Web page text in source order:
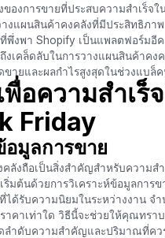
องการขายที่ประสบความสำเร็จใ
งแผนสินค้าคงคลังที่มีประสิทธิภาพ
พึ่งพา Shopify เป็นแพลตฟอร์มอี
งเคล็ดลับในการวางแผนสินค้าคง
ขายและผลกำไรสูงสุดในช่วงแบล็ค
พื่อความสำเร็
Friday
อมูลการขาย
ลังถือเป็นสิ่งสำคัญสำหรับความสำ
ริ่มต้นด้วยการวิเคราะห์ข้อมูลการ
ด้รับความนิยมในระหว่างงาน จำ
าคาเท่าใด วิธีนี้จะช่วยให้คุณทรา
ำดับความสำคัญและปริมาณที่คว